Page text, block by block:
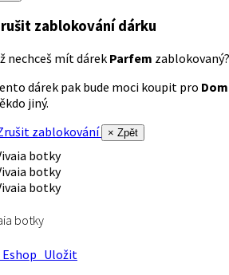
zablokování dárku
nechceš mít dárek Parfem zablokovaný?
dárek pak bude moci koupit pro
jiný.
zablokování
× Zpět
botky
Uložit